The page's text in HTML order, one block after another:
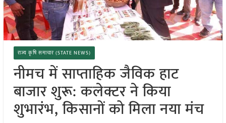
राज्य कृषि समाचार (STATE NEWS)
नीमच में साप्ताहिक जैविक हाट
बाजार शुरू: कलेक्टर ने किया
शुभारंभ, किसानों को मिला नया मंच